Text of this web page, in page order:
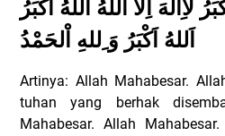
لَاِالهَ اِلَّا اللهُ اَللهُ اَكْبَرُ
اَللهُ اَكْبَرُ وَ ِللهِ اْلحَمْدُ
Artinya: Allah Mahabesar.
tuhan yang berhak
Mahabesar. Allah